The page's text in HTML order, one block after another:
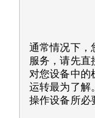
通常情况下，
服务，请先直
对您设备中的
运转最为了解
操作设备所必